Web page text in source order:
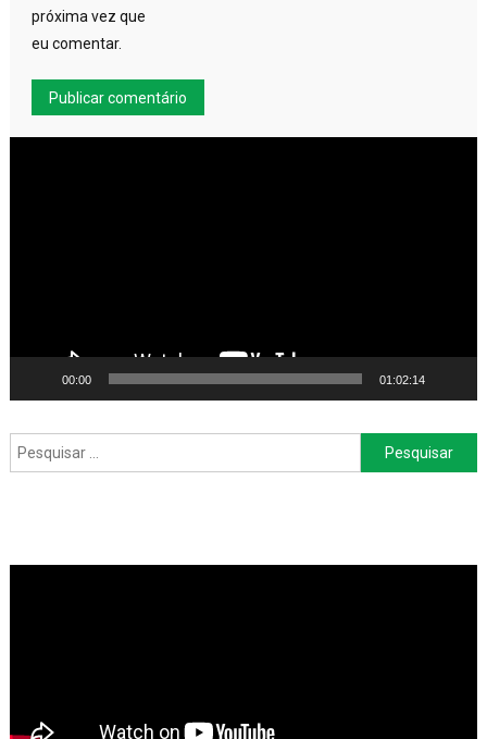
próxima vez que
eu comentar.
00:00 01:02:14
Pesquisar
por: